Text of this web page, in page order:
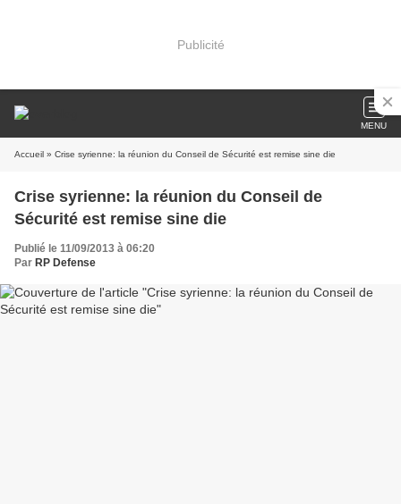
Publicité
MENU
Accueil » Crise syrienne: la réunion du Conseil de Sécurité est remise sine die
Crise syrienne: la réunion du Conseil de
Sécurité est remise sine die
Publié le 11/09/2013 à 06:20
Par RP Defense